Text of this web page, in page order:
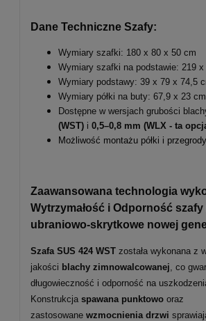
Dane Techniczne Szafy:
Wymiary szafki: 180 x 80 x 50 cm
Wymiary szafki na podstawie: 219
Wymiary podstawy: 39 x 79 x 74,5
Wymiary półki na buty: 67,9 x 23 cm
Dostępne w wersjach grubości
(WST) i 0,5–0,8 mm (WLX - ta
Możliwość montażu półki i przegrody
Zaawansowana technologia
Wytrzymałość i Odporność szafy
ubraniowo-skrytkowe nowej
Szafa SUS 424 WST została wykonana z
jakości blachy zimnowalcowanej , co
długowieczność i odporność na
Konstrukcja spawana punktowo oraz
zastosowane wzmocnienia drzwi